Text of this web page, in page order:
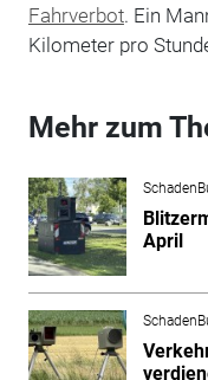
Fahrverbot. Ein
Kilometer pro
Mehr zum
April